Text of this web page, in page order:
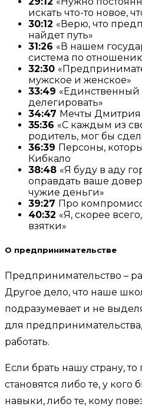
искать что-то новое,
30:12 «Верю, что
найдет путь»
31:26 «В нашем
система по
32:30
мужское и женское»
33:49 «Единственный
делегировать»
34:47 Мечты Дмитрия
35:36 «С каждым из
родитель, мог бы
36:39 Персоны,
Кибкало
38:48 «Я буду в аду
оправдать ваше
чужие деньги»
39:27 Про
40:32 «Я, скорее
взятки»
О предпринимательстве
Предпринимательство –
Другое дело, что наше
подразумевает и не
для
работать.
Если брать нашу страну,
становятся либо те, у
навыки, либо те, кому